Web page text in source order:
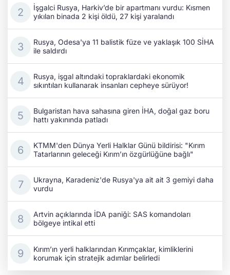
İşgalci Rusya, Harkiv’de bir apartmanı vurdu: Kısmen
yıkılan binada 2 kişi öldü, 27 kişi yaralandı
Rusya, Odesa'ya 11 balistik füze ve yaklaşık 100 SİHA
ile saldırdı
Rusya, işgal altındaki topraklardaki ekonomik
sıkıntıları kullanarak insanları cepheye sürüyor!
Bulgaristan hava sahasına giren İHA, doğal gaz boru
hattı yakınında patladı
KTMM'den Dünya Yerli Halklar Günü bildirisi: "Kırım
Tatarlarının geleceği Kırım’ın özgürlüğüne bağlı"
Ukrayna, Karadeniz'de Rusya'ya ait ait 3 gemiyi daha
vurdu
Artvin açıklarında İDA paniği: SAS komandoları
bölgeye intikal etti
Kırım’ın yerli halklarından Kırımçaklar, kimliklerini
korumak için stratejik adımlar belirledi